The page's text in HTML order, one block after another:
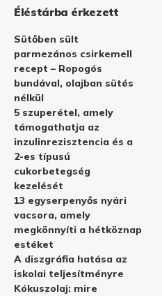
Éléstárba érkezett
Sütőben sült
parmezános csirkemell
recept – Ropogós
bundával, olajban sütés
nélkül
5 szuperétel, amely
támogathatja az
inzulinrezisztencia és a
2-es típusú
cukorbetegség
kezelését
13 egyserpenyős nyári
vacsora, amely
megkönnyíti a hétköznap
estéket
A diszgráfia hatása az
iskolai teljesítményre
Kókuszolaj: mire